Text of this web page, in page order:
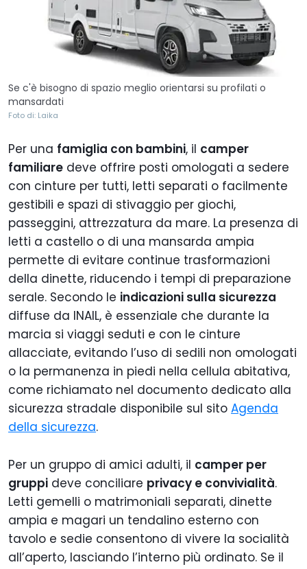
Se c'è bisogno di spazio meglio orientarsi su profilati o
mansardati
Foto di: Laika
Per una famiglia con bambini, il camper
familiare deve offrire posti omologati a sedere
con cinture per tutti, letti separati o facilmente
gestibili e spazi di stivaggio per giochi,
passeggini, attrezzatura da mare. La presenza di
letti a castello o di una mansarda ampia
permette di evitare continue trasformazioni
della dinette, riducendo i tempi di preparazione
serale. Secondo le indicazioni sulla sicurezza
diffuse da INAIL, è essenziale che durante la
marcia si viaggi seduti e con le cinture
allacciate, evitando l’uso di sedili non omologati
o la permanenza in piedi nella cellula abitativa,
come richiamato nel documento dedicato alla
sicurezza stradale disponibile sul sito Agenda
della sicurezza.
Per un gruppo di amici adulti, il camper per
gruppi deve conciliare privacy e convivialità.
Letti gemelli o matrimoniali separati, dinette
ampia e magari un tendalino esterno con
tavolo e sedie consentono di vivere la socialità
all’aperto, lasciando l’interno più ordinato. Se il